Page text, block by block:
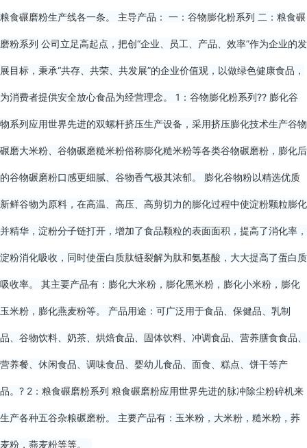
粮食碾磨粉生产线各一条。 主导产品： 一：谷物膨化粉系列 二：粮食碾
磨粉系列 公司立足高起点，把创“企业、员工、产品、效率”作为企业的发
展目标，秉承“共存、共荣、共发展”的企业价值观，以做绿色健康食品，
为消费者提供安全放心食品为经营理念。 1：谷物膨化粉系列?? 膨化谷
物系列应用世界先进的双螺杆挤压生产设备，采用挤压膨化技术生产谷物
碾磨大米粉、谷物碾磨糙米粉俗称膨化糙米粉等各类谷物碾磨粉，膨化后
的谷物碾磨粉口感更细腻、谷物香气极其浓郁。 膨化谷物粉以精选优质
新鲜谷物为原料，在高温、高压、高剪切力的膨化过程中使淀粉颗粒膨化
并精华，淀粉分子链打开，增加了食品颗粒的表面面积，提高了消化率，
淀粉消化吸收，同时使蛋白质肽链裂解为肽和氨基酸，大大提高了蛋白质
吸收率。 其主要产品有：膨化大米粉，膨化黑米粉，膨化小米粉，膨化
玉米粉，膨化燕麦粉等。 产品用途：可广泛用于食品、保健品、乳制
品、谷物饮料、奶茶、烘焙食品、固体饮料、冲调食品、营养膳食食品、
营养餐、休闲食品、调味食品、婴幼儿食品、面食、糕点、饼干等产
品。? 2：粮食碾磨粉系列 粮食碾磨粉应用世界先进的脉冲除尘粉碎机来
生产各种五谷杂粮碾磨粉。 主要产品有：玉米粉，大米粉，糙米粉，荞
麦粉，燕麦粉等等。